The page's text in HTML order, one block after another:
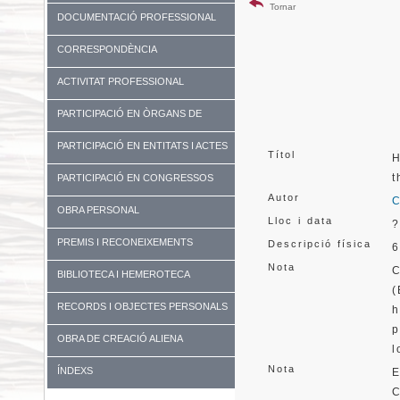
DOCUMENTACIÓ PROFESSIONAL
CORRESPONDÈNCIA
ACTIVITAT PROFESSIONAL
PARTICIPACIÓ EN ÒRGANS DE
GOVERN I UNIVERSITATS
PARTICIPACIÓ EN ENTITATS I ACTES
DIVERSOS
PARTICIPACIÓ EN CONGRESSOS
OBRA PERSONAL
PREMIS I RECONEIXEMENTS
BIBLIOTECA I HEMEROTECA
RECORDS I OBJECTES PERSONALS
OBRA DE CREACIÓ ALIENA
ÍNDEXS
Tornar
Títol
Autor
Lloc i data
Descripció física
Nota
Nota